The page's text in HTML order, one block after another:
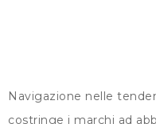
Navigazione nelle
costringe i marchi ad